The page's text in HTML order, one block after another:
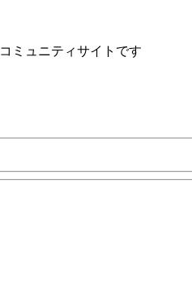
ミュニティサイトです